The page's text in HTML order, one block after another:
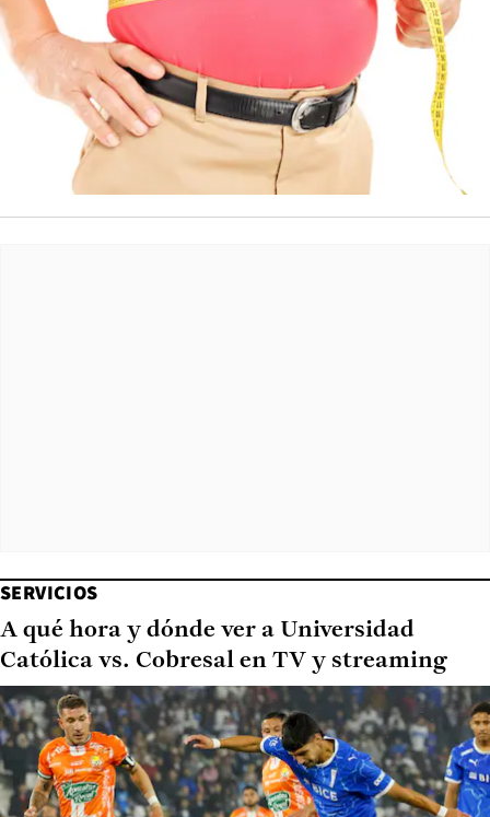
SERVICIOS
A qué hora y dónde ver a Universidad
Católica vs. Cobresal en TV y streaming